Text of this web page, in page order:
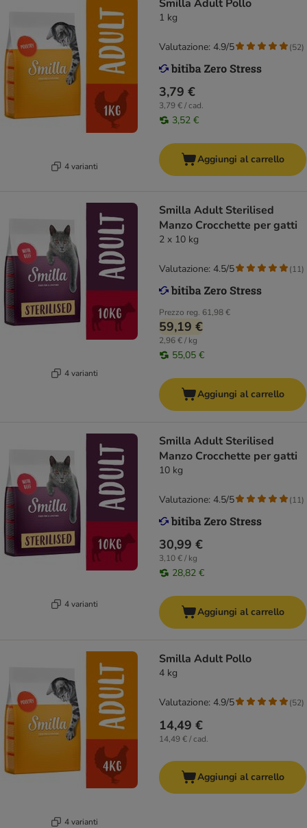
4 varianti
Smilla Adult Pollo
1 kg
3,79 €
3,79 € / cad.
3,52 €
Valutazione: 4.9/5 (52)
Aggiungi al carrello
4 varianti
Smilla Adult Sterilised
Manzo Crocchette per gatti
2 x 10 kg
Prezzo reg. 61,98 €
59,19 €
2,96 € / kg
55,05 €
Valutazione: 4.5/5 (11)
Aggiungi al carrello
4 varianti
Smilla Adult Sterilised
Manzo Crocchette per gatti
10 kg
30,99 €
3,10 € / kg
28,82 €
Valutazione: 4.5/5 (11)
Aggiungi al carrello
4 varianti
Smilla Adult Pollo
4 kg
14,49 €
14,49 € / cad.
Valutazione: 4.9/5 (52)
Aggiungi al carrello